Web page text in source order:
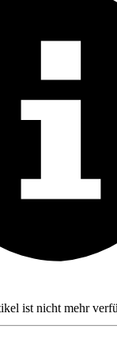
ist nicht mehr